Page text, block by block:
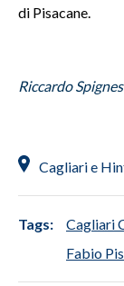
di Pisacane.
Riccardo
Cagliari e
Tags: Cagliari
Fabio